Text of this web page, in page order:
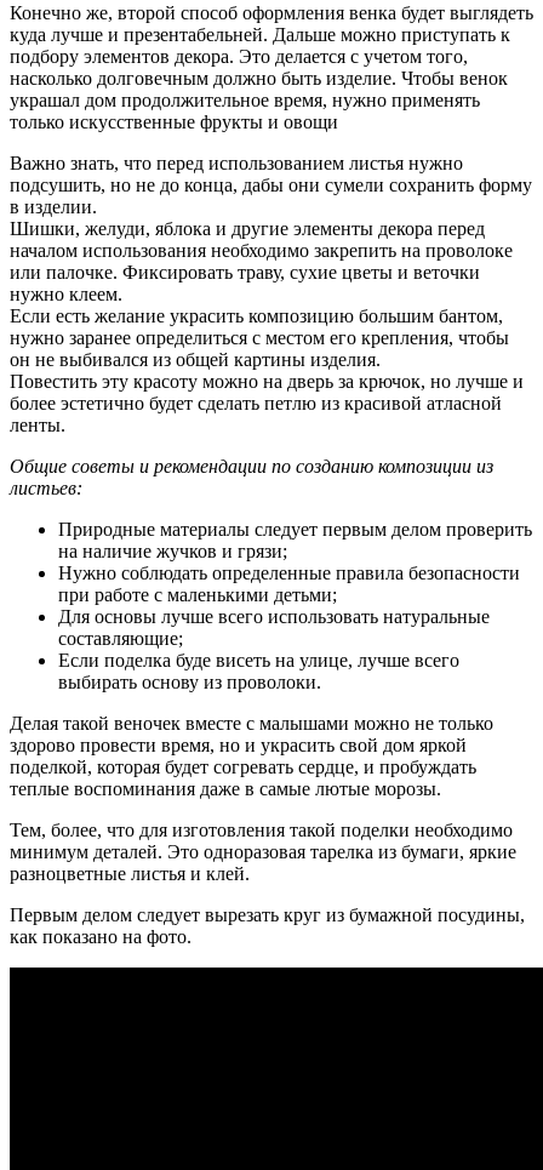
Конечно же, второй способ оформления венка будет выглядеть
куда лучше и презентабельней. Дальше можно приступать к
подбору элементов декора. Это делается с учетом того,
насколько долговечным должно быть изделие. Чтобы венок
украшал дом продолжительное время, нужно применять
только искусственные фрукты и овощи
Важно знать, что перед использованием листья нужно
подсушить, но не до конца, дабы они сумели сохранить форму
в изделии.
Шишки, желуди, яблока и другие элементы декора перед
началом использования необходимо закрепить на проволоке
или палочке. Фиксировать траву, сухие цветы и веточки
нужно клеем.
Если есть желание украсить композицию большим бантом,
нужно заранее определиться с местом его крепления, чтобы
он не выбивался из общей картины изделия.
Повестить эту красоту можно на дверь за крючок, но лучше и
более эстетично будет сделать петлю из красивой атласной
ленты.
Общие советы и рекомендации по созданию композиции из
листьев:
Природные материалы следует первым делом проверить
на наличие жучков и грязи;
Нужно соблюдать определенные правила безопасности
при работе с маленькими детьми;
Для основы лучше всего использовать натуральные
составляющие;
Если поделка буде висеть на улице, лучше всего
выбирать основу из проволоки.
Делая такой веночек вместе с малышами можно не только
здорово провести время, но и украсить свой дом яркой
поделкой, которая будет согревать сердце, и пробуждать
теплые воспоминания даже в самые лютые морозы.
Тем, более, что для изготовления такой поделки необходимо
минимум деталей. Это одноразовая тарелка из бумаги, яркие
разноцветные листья и клей.
Первым делом следует вырезать круг из бумажной посудины,
как показано на фото.